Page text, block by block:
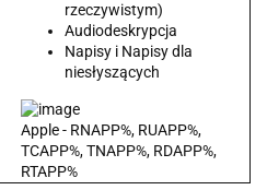
rzeczywistym)
Audiodeskrypcja
Napisy i Napisy dla
niesłyszących
Apple - RNAPP%, RUAPP%,
TCAPP%, TNAPP%, RDAPP%,
RTAPP%